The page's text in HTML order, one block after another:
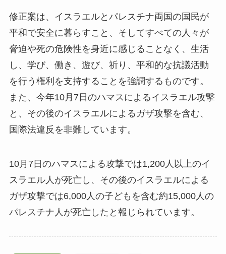
修正案は、イスラエルとパレスチナ両国の国民が
平和で安全に暮らすこと、そしてすべての人々が
脅迫や死の危険性を身近に感じることなく、生活
し、学び、働き、遊び、祈り、平和的な抗議活動
を行う権利を支持することを強調するものです。
また、今年10月7日のハマスによるイスラエル攻撃
と、その後のイスラエルによるガザ攻撃を含む、
国際法違反を非難しています。
10月7日のハマスによる攻撃では1,200人以上のイ
スラエル人が死亡し、その後のイスラエルによる
ガザ攻撃では6,000人の子どもを含む約15,000人の
パレスチナ人が死亡したと報じられています。